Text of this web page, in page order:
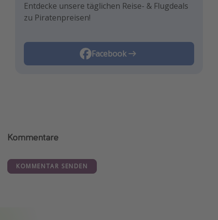
Entdecke unsere täglichen Reise- & Flugdeals
zu Piratenpreisen!
Facebook
Kommentare
KOMMENTAR SENDEN